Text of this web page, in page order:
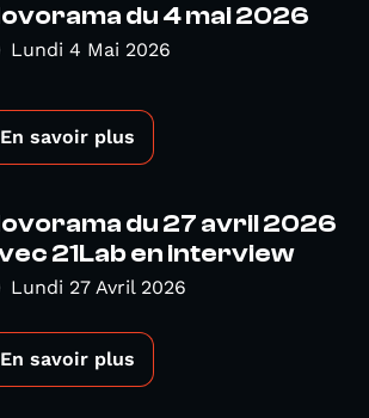
du 4 mai 2026
Lundi 4 Mai 2026
En savoir plus
du 27 avril 2026
21Lab en interview
Lundi 27 Avril 2026
En savoir plus